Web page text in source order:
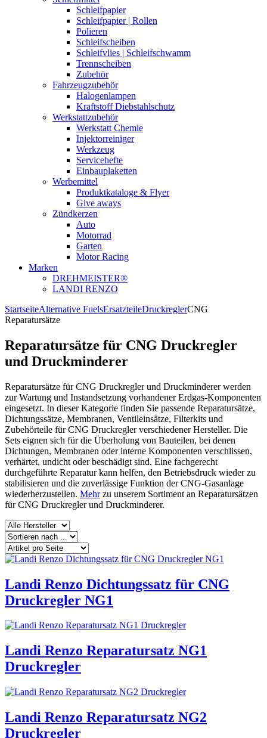
Schleifpapier
Schleifpapier | Rollen
Polieren
Schleifscheiben
Schleifvlies | Schleifschwamm
Trennscheiben
Zubehör
Fahrzeugzubehör
Halogenlampen
Kraftstoff Diebstahlschutz
Werkstattzubehör
Werkstatt Chemie
Injektorreiniger
Werkzeug
Servicehefte
Einbauplaketten
Werbemittel
Produktkataloge & Flyer
Give aways
Zündkerzen
Auto
Motorrad
Garten
Motor Racing
Marken
DREHMEISTER®
LANDI RENZO
StartseiteAlternative FuelsErsatzteileDruckreglerCNG
Reparatursätze
Reparatursätze für CNG Druckregler
und Druckminderer
Reparatursätze für CNG Druckregler und Druckminderer werden
zur Wartung und Instandsetzung vorhandener Erdgas-Komponenten
eingesetzt. In dieser Kategorie finden Sie passende Reparatursätze,
Dichtungssätze, Membranen, Ventileinsätze, Filterkits und
Zubehörteile für CNG Druckregler verschiedener Hersteller. Die
Sets eignen sich für die Überholung von Bauteilen, bei denen
Dichtungen, Membranen oder interne Komponenten verschlissen,
verhärtet, undicht oder beschädigt sind. Eine fachgerecht
durchgeführte Reparatur kann helfen, den Betriebsdruck wieder zu
stabilisieren und die zuverlässige Funktion der CNG-Gasanlage
wiederherzustellen. Mehrzu unserem Sortiment an Reparatursätzen
für CNG Druckregler und Druckminderer.
Landi Renzo Dichtungssatz für CNG
Druckregler NG1
Landi Renzo Reparatursatz NG1
Druckregler
Landi Renzo Reparatursatz NG2
Druckregler